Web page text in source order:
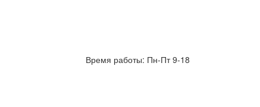
Время работы: Пн-Пт 9-18